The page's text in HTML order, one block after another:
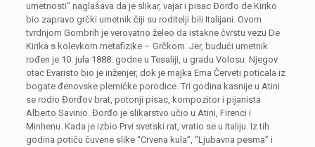
umetnosti” naglašava da je slikar, vajar i pisac Đorđo de Kiriko
bio zapravo grčki umetnik čiji su roditelji bili Italijani. Ovom
tvrdnjom Gombrih je verovatno želeo da istakne čvrstu vezu De
Kirika s kolevkom metafizike – Grčkom. Jer, budući umetnik
rođen je 10. jula 1888. godne u Tesaliji, u gradu Volosu. Njegov
otac Evaristo bio je inženjer, dok je majka Ema Červeti poticala iz
bogate đenovske plemićke porodice. Tri godina kasnije u Atini
se rodio Đorđov brat, potonji pisac, kompozitor i pijanista
Alberto Savinio. Đorđo je slikarstvo učio u Atini, Firenci i
Minhenu. Kada je izbio Prvi svetski rat, vratio se u Italiju. Iz tih
godina potiču čuvene slike “Crvena kula”, “Ljubavna pesma” i